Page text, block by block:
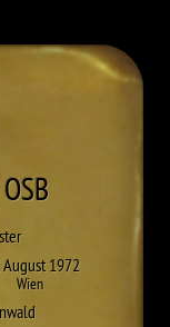
OSB
August 1972
Wien